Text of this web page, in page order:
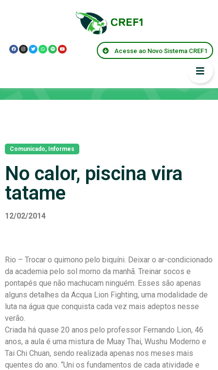
Acesse ao Novo Sistema CREF1
Comunicado, Informes
No calor, piscina vira
tatame
12/02/2014
Rio – Trocar o quimono pelo biquíni. Deixar o ar-condicionado
da academia pelo sol morno da manhã. Treinar socos e
pontapés que não machucam ninguém. Esses são apenas
alguns detalhes da Acqua Lion Fighting, uma modalidade de
luta na água que conquista cada vez mais adeptos nesse
verão.
Criada há quase 20 anos pelo professor Fernando Lion, 46
anos, a aula é uma mistura de Muay Thai, Wushu Moderno e
Tai Chi Chuan, sendo realizada apenas nos meses mais
quentes do ano. “Uni os fundamentos de cada atividade e